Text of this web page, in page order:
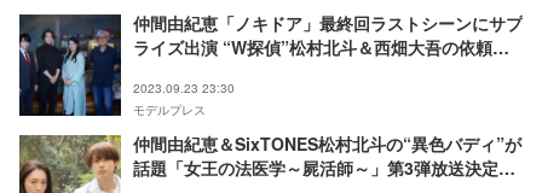
仲間由紀恵「ノキドア」最終回ラストシーンにサプ
ライズ出演 “W探偵”松村北斗＆西畑大吾の依頼人
2023.09.23 23:30
モデルプレス
仲間由紀恵＆SixTONES松村北斗の“異色バディ”が
話題「女王の法医学～屍活師～」第3弾放送決定＜